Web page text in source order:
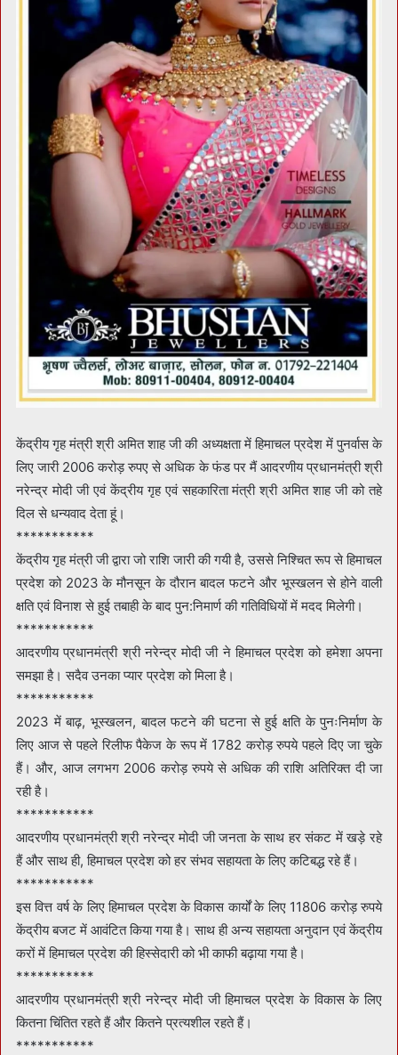
केंद्रीय गृह मंत्री श्री अमित शाह जी की अध्यक्षता में हिमाचल प्रदेश में पुनर्वास के
लिए जारी 2006 करोड़ रुपए से अधिक के फंड पर मैं आदरणीय प्रधानमंत्री श्री
नरेन्द्र मोदी जी एवं केंद्रीय गृह एवं सहकारिता मंत्री श्री अमित शाह जी को तहे
दिल से धन्यवाद देता हूं।
***********
केंद्रीय गृह मंत्री जी द्वारा जो राशि जारी की गयी है, उससे निश्चित रूप से हिमाचल
प्रदेश को 2023 के मौनसून के दौरान बादल फटने और भूस्खलन से होने वाली
क्षति एवं विनाश से हुई तबाही के बाद पुन:निमार्ण की गतिविधियों में मदद मिलेगी।
***********
आदरणीय प्रधानमंत्री श्री नरेन्द्र मोदी जी ने हिमाचल प्रदेश को हमेशा अपना
समझा है। सदैव उनका प्यार प्रदेश को मिला है।
***********
2023 में बाढ़, भूस्खलन, बादल फटने की घटना से हुई क्षति के पुनःनिर्माण के
लिए आज से पहले रिलीफ पैकेज के रूप में 1782 करोड़ रुपये पहले दिए जा चुके
हैं। और, आज लगभग 2006 करोड़ रुपये से अधिक की राशि अतिरिक्त दी जा
रही है।
***********
आदरणीय प्रधानमंत्री श्री नरेन्द्र मोदी जी जनता के साथ हर संकट में खड़े रहे
हैं और साथ ही, हिमाचल प्रदेश को हर संभव सहायता के लिए कटिबद्ध रहे हैं।
***********
इस वित्त वर्ष के लिए हिमाचल प्रदेश के विकास कार्यों के लिए 11806 करोड़ रुपये
केंद्रीय बजट में आवंटित किया गया है। साथ ही अन्य सहायता अनुदान एवं केंद्रीय
करों में हिमाचल प्रदेश की हिस्सेदारी को भी काफी बढ़ाया गया है।
***********
आदरणीय प्रधानमंत्री श्री नरेन्द्र मोदी जी हिमाचल प्रदेश के विकास के लिए
कितना चिंतित रहते हैं और कितने प्रत्यशील रहते हैं।
***********